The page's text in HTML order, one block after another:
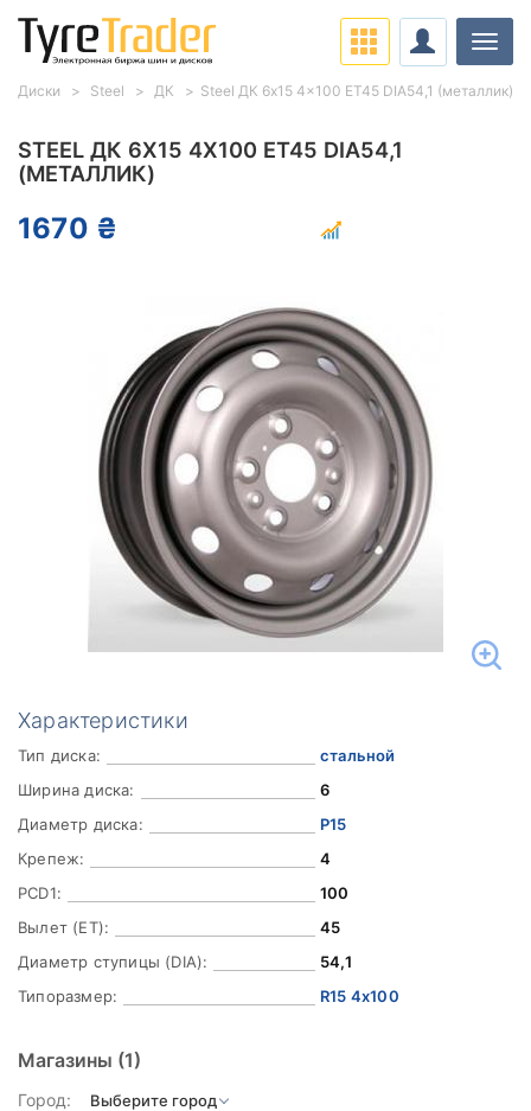
STEEL ДК 6X15 4X100 ET45 DIA54,1
(МЕТАЛЛИК)
1670 ₴
Характеристики
Тип диска:
стальной
Ширина диска:
6
Диаметр диска:
Р15
Крепеж:
4
PCD1:
100
Вылет (ET):
45
Диаметр ступицы (DIA):
54,1
Типоразмер:
R15 4x100
Магазины (1)
Город:
Диски Steel ДК Steel ДК 6x15 4x100 ET45 DIA54,1 (металлик)